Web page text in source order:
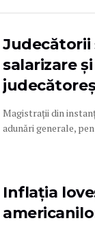
Judecătorii
salarizare
Magistrații din
adunări generale,
Inflația